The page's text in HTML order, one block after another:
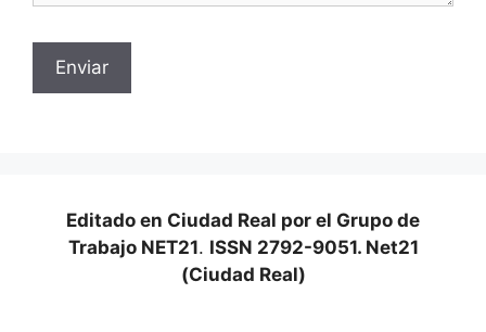
Editado en Ciudad Real por el Grupo de
Trabajo NET21. ISSN 2792-9051. Net21
(Ciudad Real)